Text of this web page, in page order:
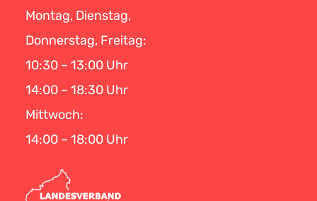
Montag, Dienstag,
Donnerstag, Freitag:
10:30 – 13:00 Uhr
14:00 – 18:30 Uhr
Mittwoch:
14:00 – 18:00 Uhr